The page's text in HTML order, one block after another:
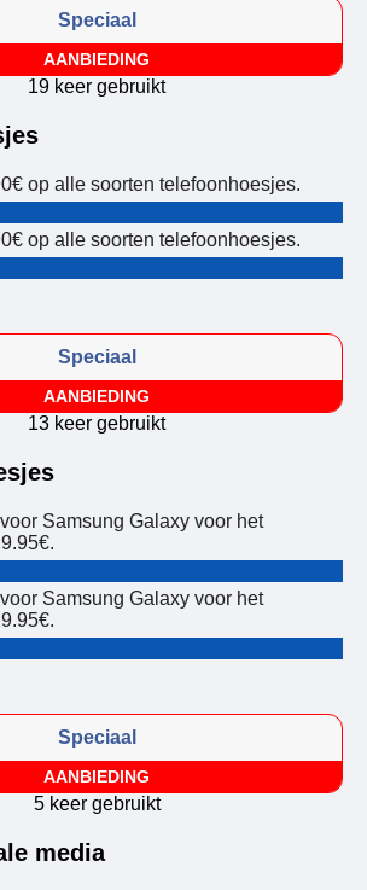
Speciaal
AANBIEDING
19 keer gebruikt
op alle soorten telefoonhoesjes.
op alle soorten telefoonhoesjes.
Speciaal
AANBIEDING
13 keer gebruikt
Samsung Galaxy voor het
Samsung Galaxy voor het
Speciaal
AANBIEDING
5 keer gebruikt
media